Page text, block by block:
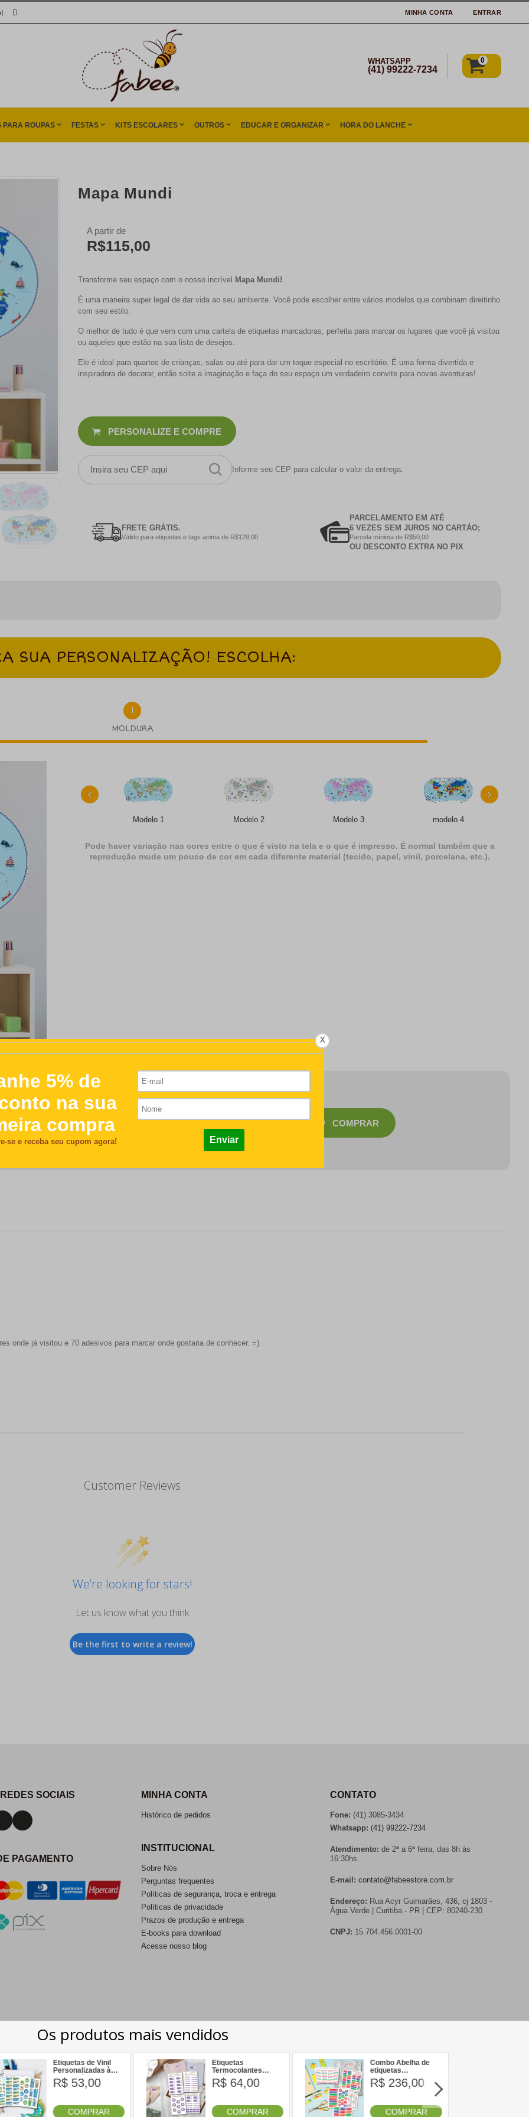
MINHA CONTA ENTRAR
|
WHATSAPP
(41) 99222-7234
0
PARA ROUPAS FESTAS KITS ESCOLARES OUTROS EDUCAR E ORGANIZAR HORA DO LANCHE
Mapa Mundi
A partir de
R$115,00
Transforme seu espaço com o nosso incrível Mapa Mundi!
É uma maneira super legal de dar vida ao seu ambiente. Você pode escolher entre vários modelos que combinam direitinho
com seu estilo.
O melhor de tudo é que vem com uma cartela de etiquetas marcadoras, perfeita para marcar os lugares que você já visitou
ou aqueles que estão na sua lista de desejos.
Ele é ideal para quartos de crianças, salas ou até para dar um toque especial no escritório. É uma forma divertida e
inspiradora de decorar, então solte a imaginação e faça do seu espaço um verdadeiro convite para novas aventuras!
PERSONALIZE E COMPRE
Informe seu CEP para calcular o valor da entrega.
FRETE GRÁTIS.
Válido para etiquetas e tags acima de R$129,00
PARCELAMENTO EM ATÉ
6 VEZES SEM JUROS NO CARTÁO;
Parcela mínima de R$50,00
OU DESCONTO EXTRA NO PIX
SUA PERSONALIZAÇÃO! ESCOLHA:
1
MOLDURA
Modelo 1 Modelo 2 Modelo 3 modelo 4
‹ ›
Pode haver variação nas cores entre o que é visto na tela e o que é impresso. É normal também que a
reprodução mude um pouco de cor em cada diferente material (tecido, papel, vinil, porcelana, etc.).
serão R$115,00 COMPRAR
onde já visitou e 70 adesivos para marcar onde gostaria de conhecer. =)
Customer Reviews
We’re looking for stars!
Let us know what you think
Be the first to write a review!
SOCIAIS
PAGAMENTO
MINHA CONTA
Histórico de pedidos
INSTITUCIONAL
Sobre Nós
Perguntas frequentes
Políticas de segurança, troca e entrega
Políticas de privacidade
Prazos de produção e entrega
E-books para download
Acesse nosso blog
CONTATO
Fone: (41) 3085-3434
Whatsapp: (41) 99222-7234
Atendimento: de 2ª a 6ª feira, das 8h às
16:30hs.
E-mail: contato@fabeestore.com.br
Endereço: Rua Acyr Guimarães, 436, cj 1803 -
Água Verde | Curitiba - PR | CEP: 80240-230
CNPJ: 15.704.456.0001-00
X